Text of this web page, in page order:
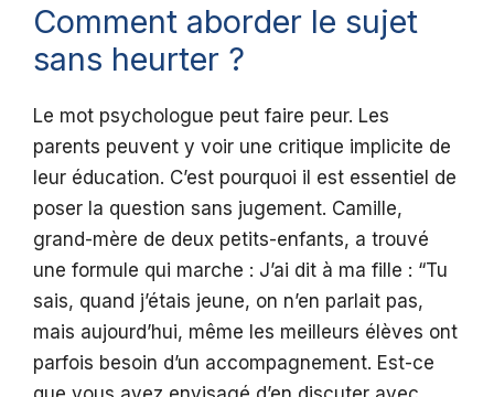
Comment aborder le sujet
sans heurter ?
Le mot psychologue peut faire peur. Les
parents peuvent y voir une critique implicite de
leur éducation. C’est pourquoi il est essentiel de
poser la question sans jugement. Camille,
grand-mère de deux petits-enfants, a trouvé
une formule qui marche : J’ai dit à ma fille : “Tu
sais, quand j’étais jeune, on n’en parlait pas,
mais aujourd’hui, même les meilleurs élèves ont
parfois besoin d’un accompagnement. Est-ce